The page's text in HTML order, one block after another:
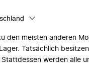
den meisten anderen
Tatsächlich
Stattdessen werden alle